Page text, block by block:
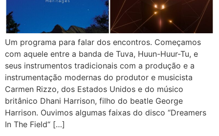
Um programa para falar dos encontros. Começamos
com aquele entre a banda de Tuva, Huun-Huur-Tu, e
seus instrumentos tradicionais com a produção e a
instrumentação modernas do produtor e musicista
Carmen Rizzo, dos Estados Unidos e do músico
britânico Dhani Harrison, filho do beatle George
Harrison. Ouvimos algumas faixas do disco “Dreamers
In The Field“ […]